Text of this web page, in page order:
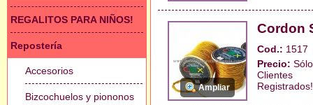
REGALITOS PARA NIÑOS!
Repostería
Accesorios
Bizcochuelos y piononos
Ampliar
Cordon
Cod.: 1517
Precio:
Clientes
Registrados!